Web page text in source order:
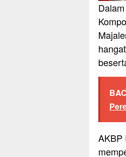
AKBP